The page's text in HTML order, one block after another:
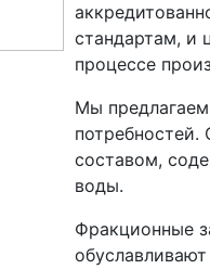
стандартам, и
процессе
Мы
составом,
воды.
Фракционные